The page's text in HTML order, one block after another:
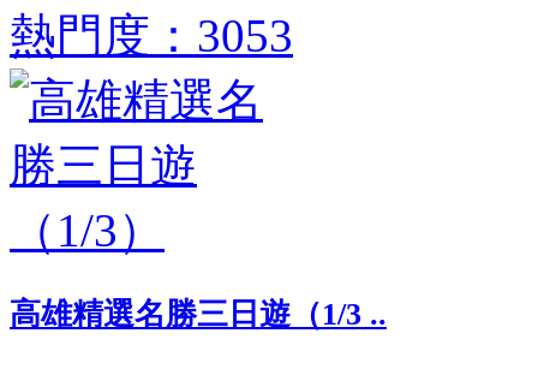
熱門度：3053
高雄精選名勝三日遊（1/3 ..